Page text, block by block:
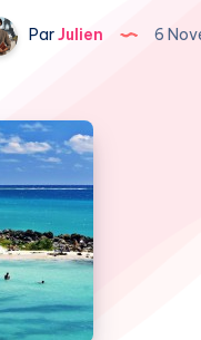
ParJulien 6